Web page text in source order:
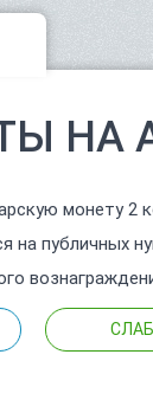
НА
монету 2
публичных